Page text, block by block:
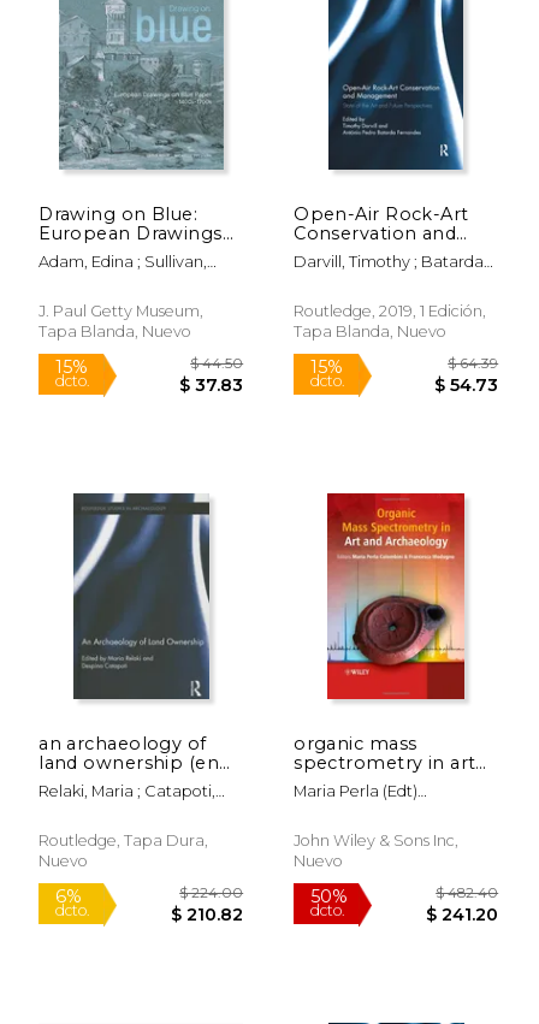
15%
$ 43.23
6%
dcto.
Drawing on Blue:
European Drawings
on Blue Paper,
1400s-1700s (en
Adam, Edina ; Sullivan,
Tere
J. Paul Getty Museum,
Tapa Blanda, Nuevo
Open-Air Rock-Art
Conservation and
Management: State
of the art and Future
(Routledge Studies in
Archaeology) (en
Darvill, Timothy ; Batarda
Routledge, 2019, 1 Edición,
Tapa Blanda, Nuevo
an archaeology of
land ownership (en
Inglés)
Relaki, Maria ; Catapoti,
Routledge, Tapa Dura,
Nuevo
organic mass
spectrometry in art
and archaeology
Maria Perla (edt)
John Wiley & Sons Inc,
Nuevo